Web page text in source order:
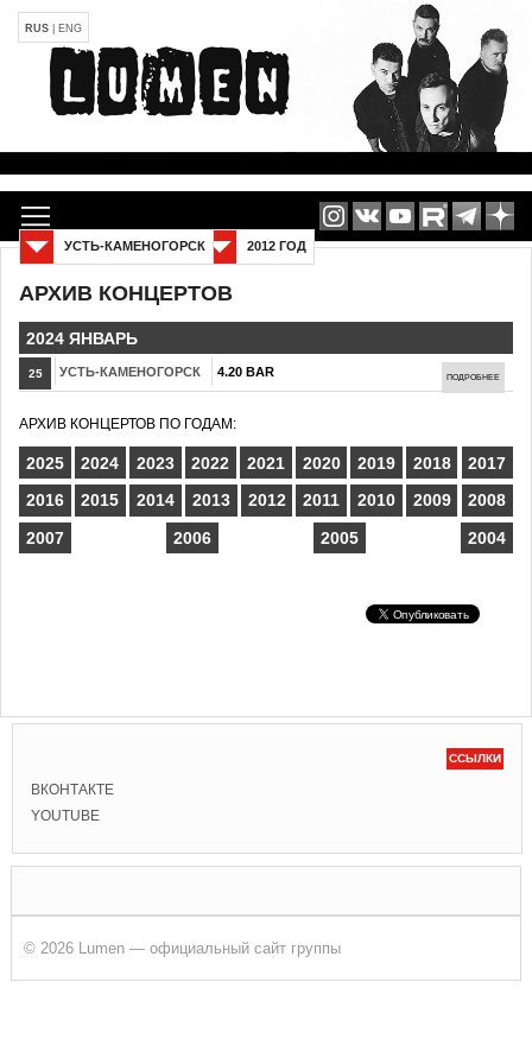
RUS ENG
АРХИВ КОНЦЕРТОВ
2012 ГОД
УСТЬ-КАМЕНОГОРСК
2024 ЯНВАРЬ
25 УСТЬ-КАМЕНОГОРСК 4.20 BAR ПОДРОБНЕЕ
АРХИВ КОНЦЕРТОВ ПО ГОДАМ:
2025 2024 2023 2022 2021 2020 2019 2018
2017
2016
2015 2014 2013 2012 2011 2010 2009
2008
2007
2006 2005 2004
ССЫЛКИ
ВКОНТАКТЕ
YOUTUBE
© 2026 Lumen — официальный сайт группы